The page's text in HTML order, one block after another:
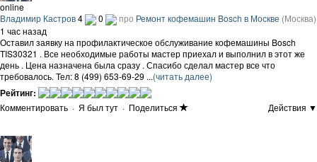
online
Владимир Кастров4 0 про Ремонт кофемашин Bosch в Москве (Москва)
1 час назад
Оставил заявку на профилактическое обслуживание кофемашины Bosch
TIS30321 . Все необходимые работы мастер приехал и выполнил в этот же
день . Цена назначена была сразу . Спасибо сделал мастер все что
требовалось. Тел: 8 (499) 653-69-29 ...(читать далее)
Рейтинг:
Комментировать · Я был тут · Поделиться Действия ▼